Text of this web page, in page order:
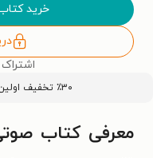
خرید
اشتراک
٪۳۰ تخفیف اولین خرید کتاب با کد
معرفی کتاب